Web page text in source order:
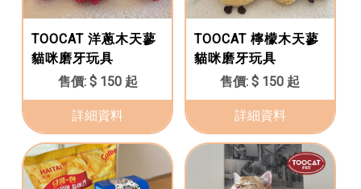
TOOCAT 洋蔥木天蓼
貓咪磨牙玩具
$ 150 起
詳細資料
TOOCAT 檸檬木天蓼
貓咪磨牙玩具
$ 150 起
詳細資料